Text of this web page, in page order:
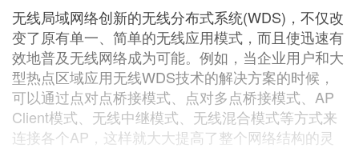
无线局域网络创新的无线分布式系统(WDS)，不仅改
变了原有单一、简单的无线应用模式，而且使迅速有
效地普及无线网络成为可能。例如，当企业用户和大
型热点区域应用无线WDS技术的解决方案的时候，
可以通过点对点桥接模式、点对多点桥接模式、AP
Client模式、无线中继模式、无线混合模式等方式来
连接各个AP，这样就大大提高了整个网络结构的灵